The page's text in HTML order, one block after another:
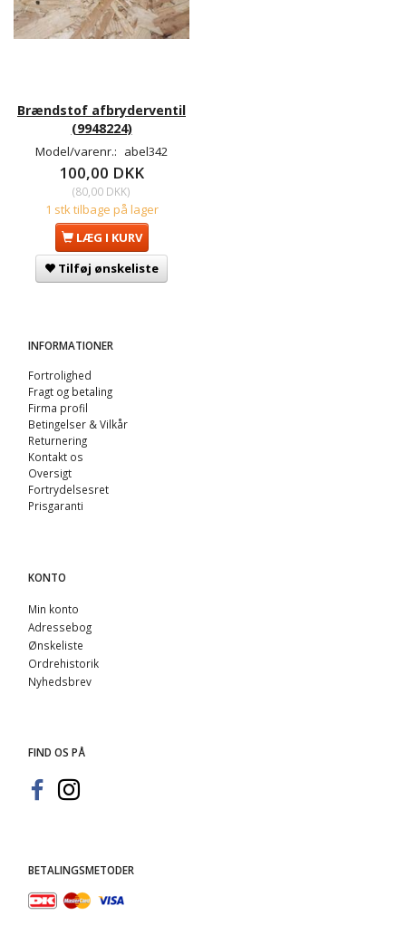
Brændstof afbryderventil
(9948224)
Model/varenr.: abel342
100,00 DKK
(80,00 DKK)
1 stk tilbage på lager
LÆG I KURV
Tilføj ønskeliste
INFORMATIONER
Fortrolighed
Fragt og betaling
Firma profil
Betingelser & Vilkår
Returnering
Kontakt os
Oversigt
Fortrydelsesret
Prisgaranti
KONTO
Min konto
Adressebog
Ønskeliste
Ordrehistorik
Nyhedsbrev
FIND OS PÅ
BETALINGSMETODER